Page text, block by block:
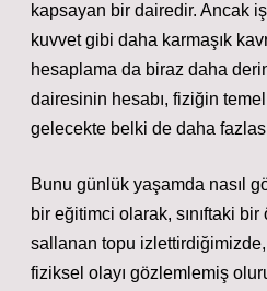
kapsayan bir dairedir. Ancak
kuvvet gibi daha karmaşık
hesaplama da biraz daha
dairesinin hesabı, fiziğin
gelecekte belki de daha
Bunu günlük yaşamda nasıl
bir eğitimci olarak, sınıftaki
sallanan topu
fiziksel olayı gözlemlemiş